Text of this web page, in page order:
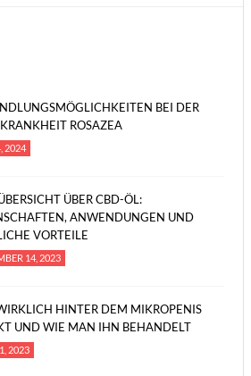
BEI DER
ROSAZEA
2024
ÜBER CBD-ÖL:
ANWENDUNGEN UND
VORTEILE
14, 2023
HINTER DEM MIKROPENIS
UND WIE MAN IHN BEHANDELT
2023